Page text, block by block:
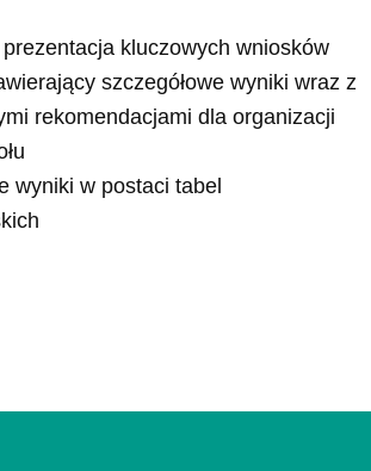
kluczowych wniosków
szczegółowe wyniki wraz z
rekomendacjami dla organizacji
wyniki w postaci tabel